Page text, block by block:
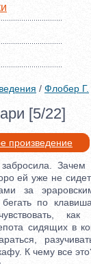
/ Флобер Г.
[5/22]
произведение
Зачем
ей уже не
за
по
сидящих в
К чему все